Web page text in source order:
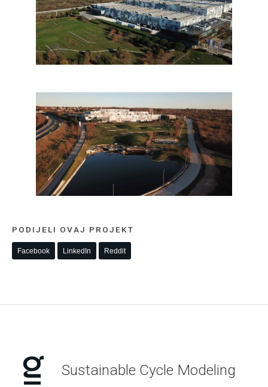
PODIJELI OVAJ PROJEKT
Facebook LinkedIn Reddit
Sustainable Cycle Modeling